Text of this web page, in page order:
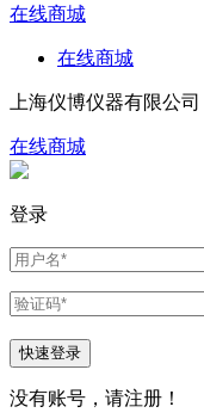
在线商城
在线商城
上海仪博仪器有限公司
在线商城
登录
快速登录
没有账号，请注册！